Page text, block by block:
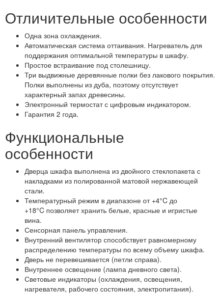
Отличительные особенности
Одна зона охлаждения.
Автоматическая система оттаивания. Нагреватель для
поддержания оптимальной температуры в шкафу.
Простое встраивание под столешницу.
Три выдвижные деревянные полки без лакового покрытия.
Полки выполнены из дуба, поэтому отсутствует
характерный запах древесины.
Электронный термостат с цифровым индикатором.
Гарантия 2 года.
Функциональные
особенности
Дверца шкафа выполнена из двойного стеклопакета с
накладками из полированной матовой нержавеющей
стали.
Температурный режим в диапазоне от +4°C до
+18°C позволяет хранить белые, красные и игристые
вина.
Сенсорная панель управления.
Внутренний вентилятор способствует равномерному
распределению температуры по всему объему шкафа.
Дверь не перевешивается (петли справа).
Внутреннее освещение (лампа дневного света).
Световые индикаторы (охлаждения, освещения,
нагревателя, рабочего состояния, электропитания).